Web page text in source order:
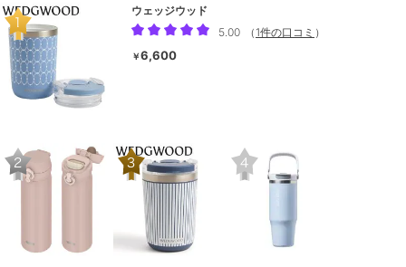
ウェッジウッド
5.00
（ 1件の口コミ ）
￥6,600